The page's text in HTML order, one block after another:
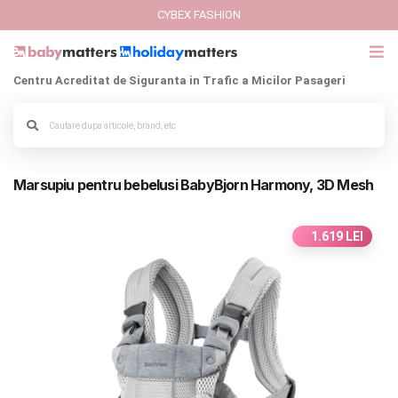
Italbaby Collections
CARUCIOARE COPII
SCAUNE AUTO
SCOICI AUTO
CYBEX FASHION
Centru Acreditat de Siguranta in Trafic a Micilor Pasageri
Marsupiu pentru bebelusi BabyBjorn Harmony, 3D Mesh
1.619 LEI